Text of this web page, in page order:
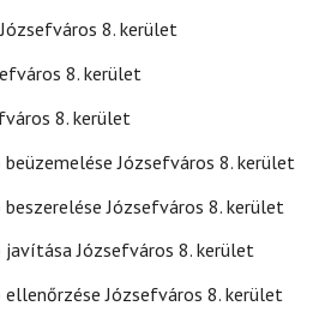
8. kerület
8. kerület
8. kerület
Józsefváros 8. kerület
Józsefváros 8. kerület
Józsefváros 8. kerület
Józsefváros 8. kerület